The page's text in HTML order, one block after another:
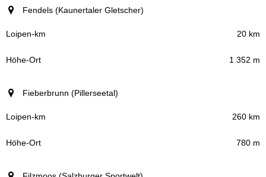
Fendels (Kaunertaler Gletscher)
20 km
1 352 m
Fieberbrunn (Pillerseetal)
260 km
780 m